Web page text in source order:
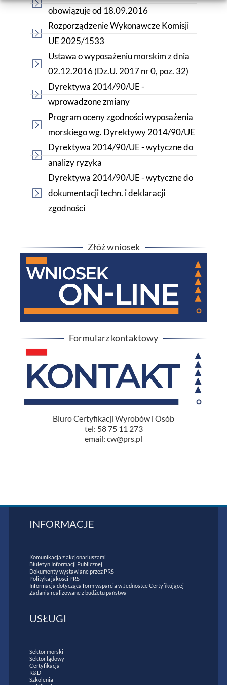
obowiązuje od 18.09.2016
Rozporządzenie Wykonawcze Komisji
UE 2025/1533
Ustawa o wyposażeniu morskim z dnia
02.12.2016 (Dz.U. 2017 nr 0, poz. 32)
Dyrektywa 2014/90/UE -
wprowadzone zmiany
Program oceny zgodności wyposażenia
morskiego wg. Dyrektywy 2014/90/UE
Dyrektywa 2014/90/UE - wytyczne do
analizy ryzyka
Dyrektywa 2014/90/UE - wytyczne do
dokumentacji techn. i deklaracji
zgodności
Złóż wniosek
Formularz kontaktowy
Biuro Certyfikacji Wyrobów i Osób
tel: 58 75 11 273
email: cw@prs.pl
INFORMACJE
Komunikacja z akcjonariuszami
Biuletyn Informacji Publicznej
Dokumenty wystawiane przez PRS
Polityka jakości PRS
Informacja dotycząca form wsparcia w Jednostce Certyfikującej
Zadania realizowane z budżetu państwa
USŁUGI
Sektor morski
Sektor lądowy
Certyfikacja
R&D
Szkolenia